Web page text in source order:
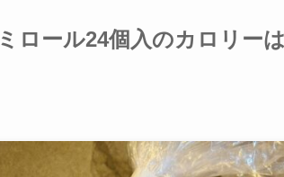
ロール24個入のカロリー